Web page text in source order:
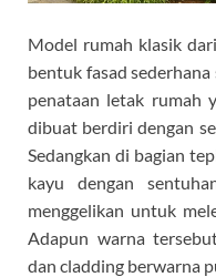
Model rumah klasik
bentuk fasad
penataan letak rumah
dibuat berdiri dengan
Sedangkan di bagian
kayu dengan
menggelikan untuk
Adapun warna
dan cladding berwarna